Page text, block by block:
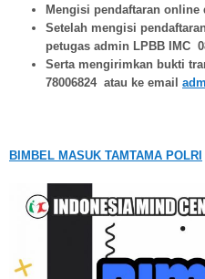
Mengisi pendaftaran online
Setelah mengisi
petugas admin LPBB IMC
Serta mengirimkan bukti
78006824 atau ke email
BIMBEL MASUK TAMTAMA POLRI